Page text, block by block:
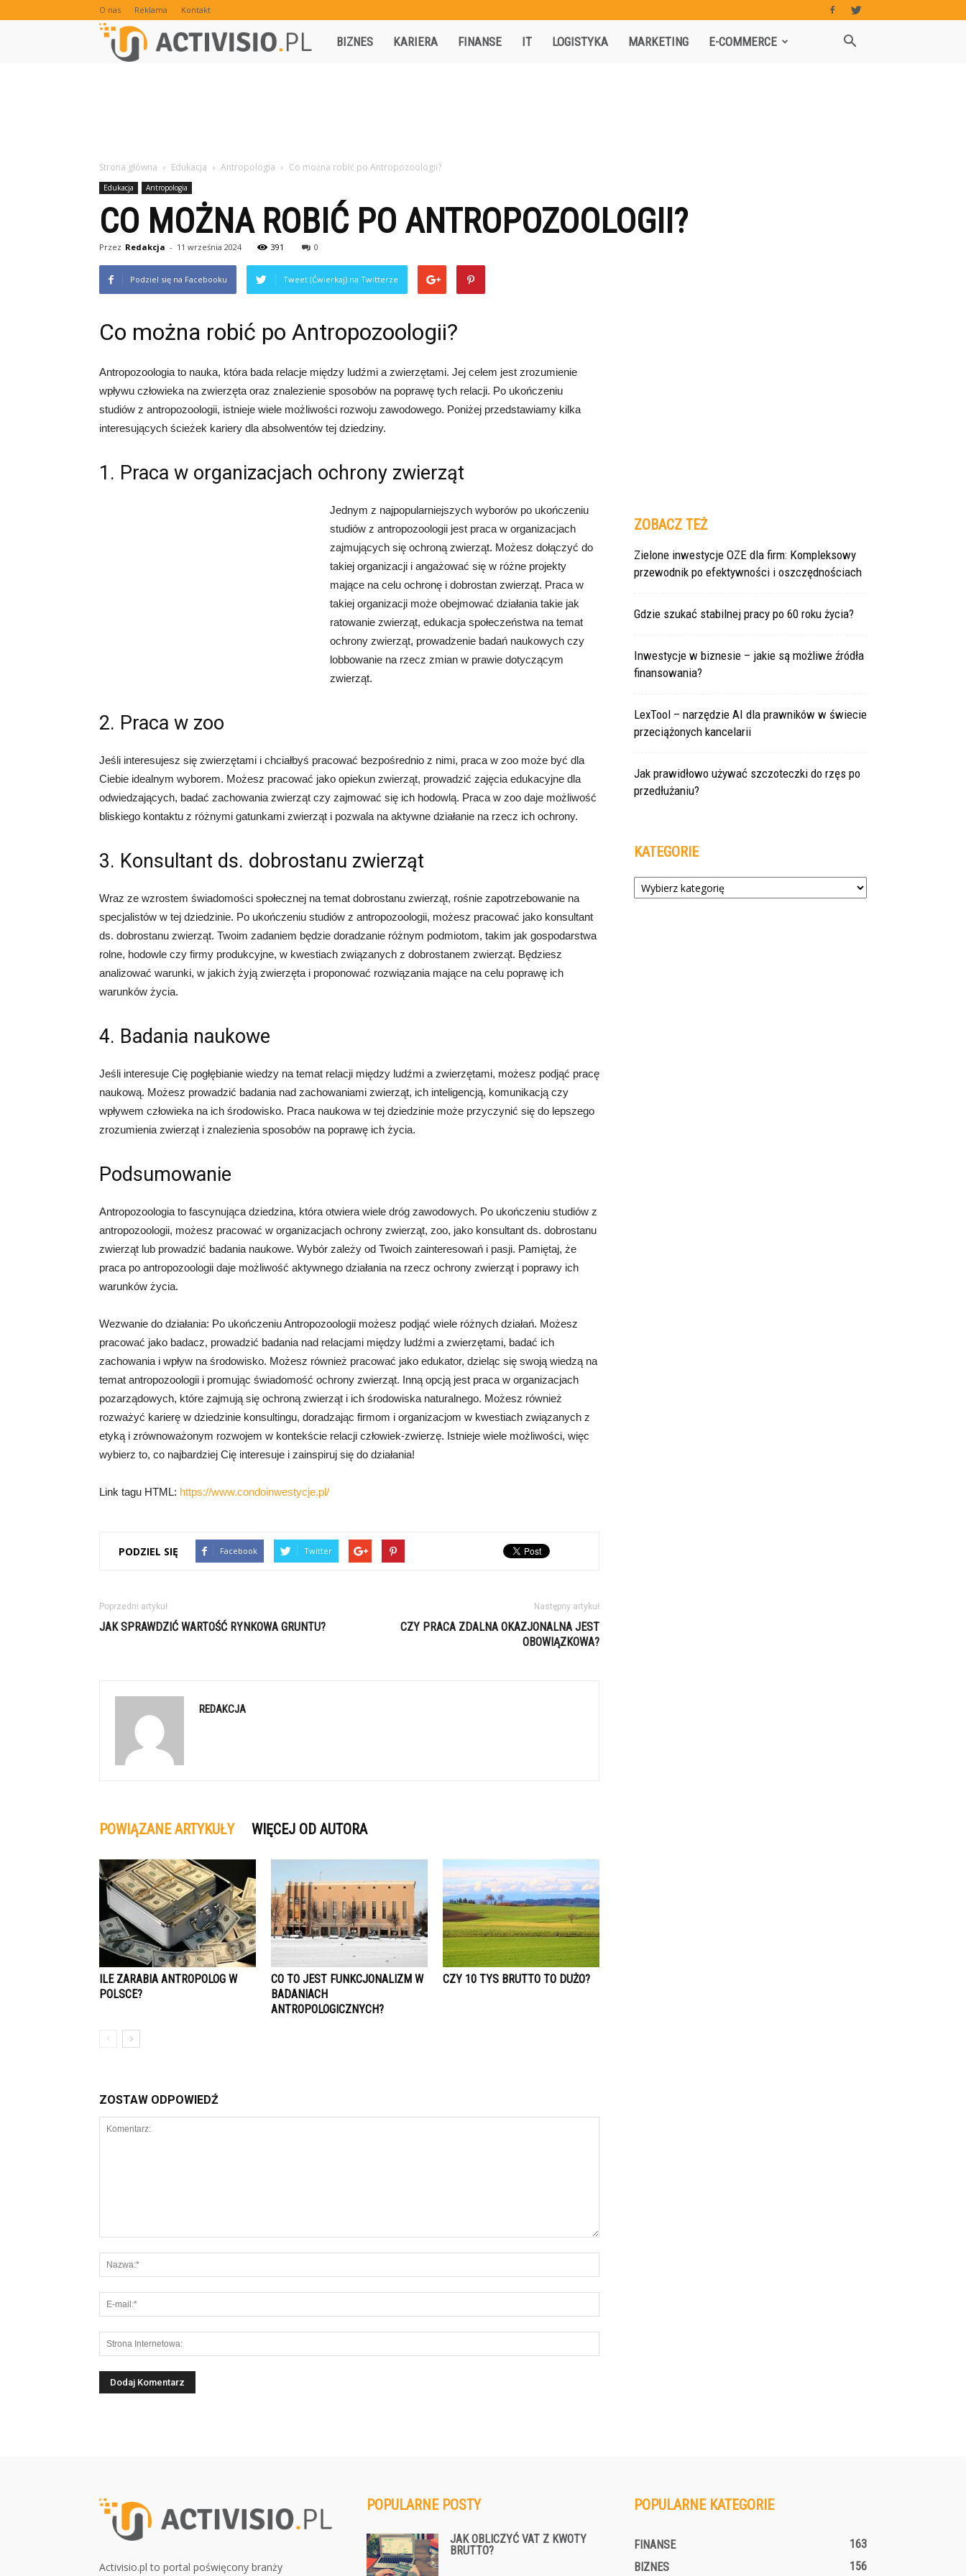
O nas Reklama Kontakt
Activisio.pl
BIZNES KARIERA FINANSE IT LOGISTYKA MARKETING E-COMMERCE
Strona główna Edukacja Antropologia Co można robić po Antropozoologii?
Edukacja Antropologia
CO MOŻNA ROBIĆ PO ANTROPOZOOLOGII?
Przez Redakcja - 11 września 2024 391 0
Podziel się na Facebooku Tweet (Ćwierkaj) na Twitterze
Co można robić po Antropozoologii?
Antropozoologia to nauka, która bada relacje między ludźmi a zwierzętami. Jej celem jest zrozumienie
wpływu człowieka na zwierzęta oraz znalezienie sposobów na poprawę tych relacji. Po ukończeniu
studiów z antropozoologii, istnieje wiele możliwości rozwoju zawodowego. Poniżej przedstawiamy kilka
interesujących ścieżek kariery dla absolwentów tej dziedziny.
1. Praca w organizacjach ochrony zwierząt
Jednym z najpopularniejszych wyborów po ukończeniu
studiów z antropozoologii jest praca w organizacjach
zajmujących się ochroną zwierząt. Możesz dołączyć do
takiej organizacji i angażować się w różne projekty
mające na celu ochronę i dobrostan zwierząt. Praca w
takiej organizacji może obejmować działania takie jak
ratowanie zwierząt, edukacja społeczeństwa na temat
ochrony zwierząt, prowadzenie badań naukowych czy
lobbowanie na rzecz zmian w prawie dotyczącym
zwierząt.
2. Praca w zoo
Jeśli interesujesz się zwierzętami i chciałbyś pracować bezpośrednio z nimi, praca w zoo może być dla
Ciebie idealnym wyborem. Możesz pracować jako opiekun zwierząt, prowadzić zajęcia edukacyjne dla
odwiedzających, badać zachowania zwierząt czy zajmować się ich hodowlą. Praca w zoo daje możliwość
bliskiego kontaktu z różnymi gatunkami zwierząt i pozwala na aktywne działanie na rzecz ich ochrony.
3. Konsultant ds. dobrostanu zwierząt
Wraz ze wzrostem świadomości społecznej na temat dobrostanu zwierząt, rośnie zapotrzebowanie na
specjalistów w tej dziedzinie. Po ukończeniu studiów z antropozoologii, możesz pracować jako konsultant
ds. dobrostanu zwierząt. Twoim zadaniem będzie doradzanie różnym podmiotom, takim jak gospodarstwa
rolne, hodowle czy firmy produkcyjne, w kwestiach związanych z dobrostanem zwierząt. Będziesz
analizować warunki, w jakich żyją zwierzęta i proponować rozwiązania mające na celu poprawę ich
warunków życia.
4. Badania naukowe
Jeśli interesuje Cię pogłębianie wiedzy na temat relacji między ludźmi a zwierzętami, możesz podjąć pracę
naukową. Możesz prowadzić badania nad zachowaniami zwierząt, ich inteligencją, komunikacją czy
wpływem człowieka na ich środowisko. Praca naukowa w tej dziedzinie może przyczynić się do lepszego
zrozumienia zwierząt i znalezienia sposobów na poprawę ich życia.
Podsumowanie
Antropozoologia to fascynująca dziedzina, która otwiera wiele dróg zawodowych. Po ukończeniu studiów z
antropozoologii, możesz pracować w organizacjach ochrony zwierząt, zoo, jako konsultant ds. dobrostanu
zwierząt lub prowadzić badania naukowe. Wybór zależy od Twoich zainteresowań i pasji. Pamiętaj, że
praca po antropozoologii daje możliwość aktywnego działania na rzecz ochrony zwierząt i poprawy ich
warunków życia.
Wezwanie do działania: Po ukończeniu Antropozoologii możesz podjąć wiele różnych działań. Możesz
pracować jako badacz, prowadzić badania nad relacjami między ludźmi a zwierzętami, badać ich
zachowania i wpływ na środowisko. Możesz również pracować jako edukator, dzieląc się swoją wiedzą na
temat antropozoologii i promując świadomość ochrony zwierząt. Inną opcją jest praca w organizacjach
pozarządowych, które zajmują się ochroną zwierząt i ich środowiska naturalnego. Możesz również
rozważyć karierę w dziedzinie konsultingu, doradzając firmom i organizacjom w kwestiach związanych z
etyką i zrównoważonym rozwojem w kontekście relacji człowiek-zwierzę. Istnieje wiele możliwości, więc
wybierz to, co najbardziej Cię interesuje i zainspiruj się do działania!
Link tagu HTML: https://www.condoinwestycje.pl/
PODZIEL SIĘ Facebook Twitter
Poprzedni artykuł
JAK SPRAWDZIĆ WARTOŚĆ RYNKOWA GRUNTU?
Następny artykuł
CZY PRACA ZDALNA OKAZJONALNA JEST
OBOWIĄZKOWA?
REDAKCJA
POWIĄZANE ARTYKUŁY WIĘCEJ OD AUTORA
ILE ZARABIA ANTROPOLOG W
POLSCE?
CO TO JEST FUNKCJONALIZM W
BADANIACH
ANTROPOLOGICZNYCH?
CZY 10 TYS BRUTTO TO DUŻO?
ZOSTAW ODPOWIEDŹ
ZOBACZ TEŻ
Zielone inwestycje OZE dla firm: Kompleksowy
przewodnik po efektywności i oszczędnościach
Gdzie szukać stabilnej pracy po 60 roku życia?
Inwestycje w biznesie – jakie są możliwe źródła
finansowania?
LexTool – narzędzie AI dla prawników w świecie
przeciążonych kancelarii
Jak prawidłowo używać szczoteczki do rzęs po
przedłużaniu?
KATEGORIE
Kategorie
Activisio.pl to portal poświęcony branży
POPULARNE POSTY
JAK OBLICZYĆ VAT Z KWOTY
BRUTTO?
POPULARNE KATEGORIE
FINANSE
163
BIZNES
156